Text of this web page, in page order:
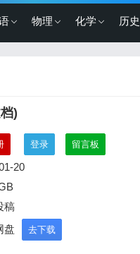
物理 化学 历史
)
登录 留言板
20
稿
盘 去下载